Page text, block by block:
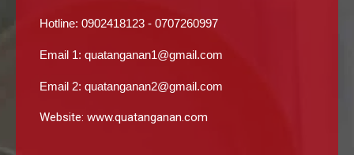
Hotline: 0902418123 - 0707260997
Email 1: quatanganan1@gmail.com
Email 2: quatanganan2@gmail.com
Website: www.quatanganan.com